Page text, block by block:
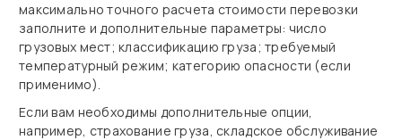
максимально точного расчета стоимости перевозки
заполните и дополнительные параметры: число
грузовых мест; классификацию груза; требуемый
температурный режим; категорию опасности (если
применимо).
Если вам необходимы дополнительные опции,
например, страхование груза, складское обслуживание